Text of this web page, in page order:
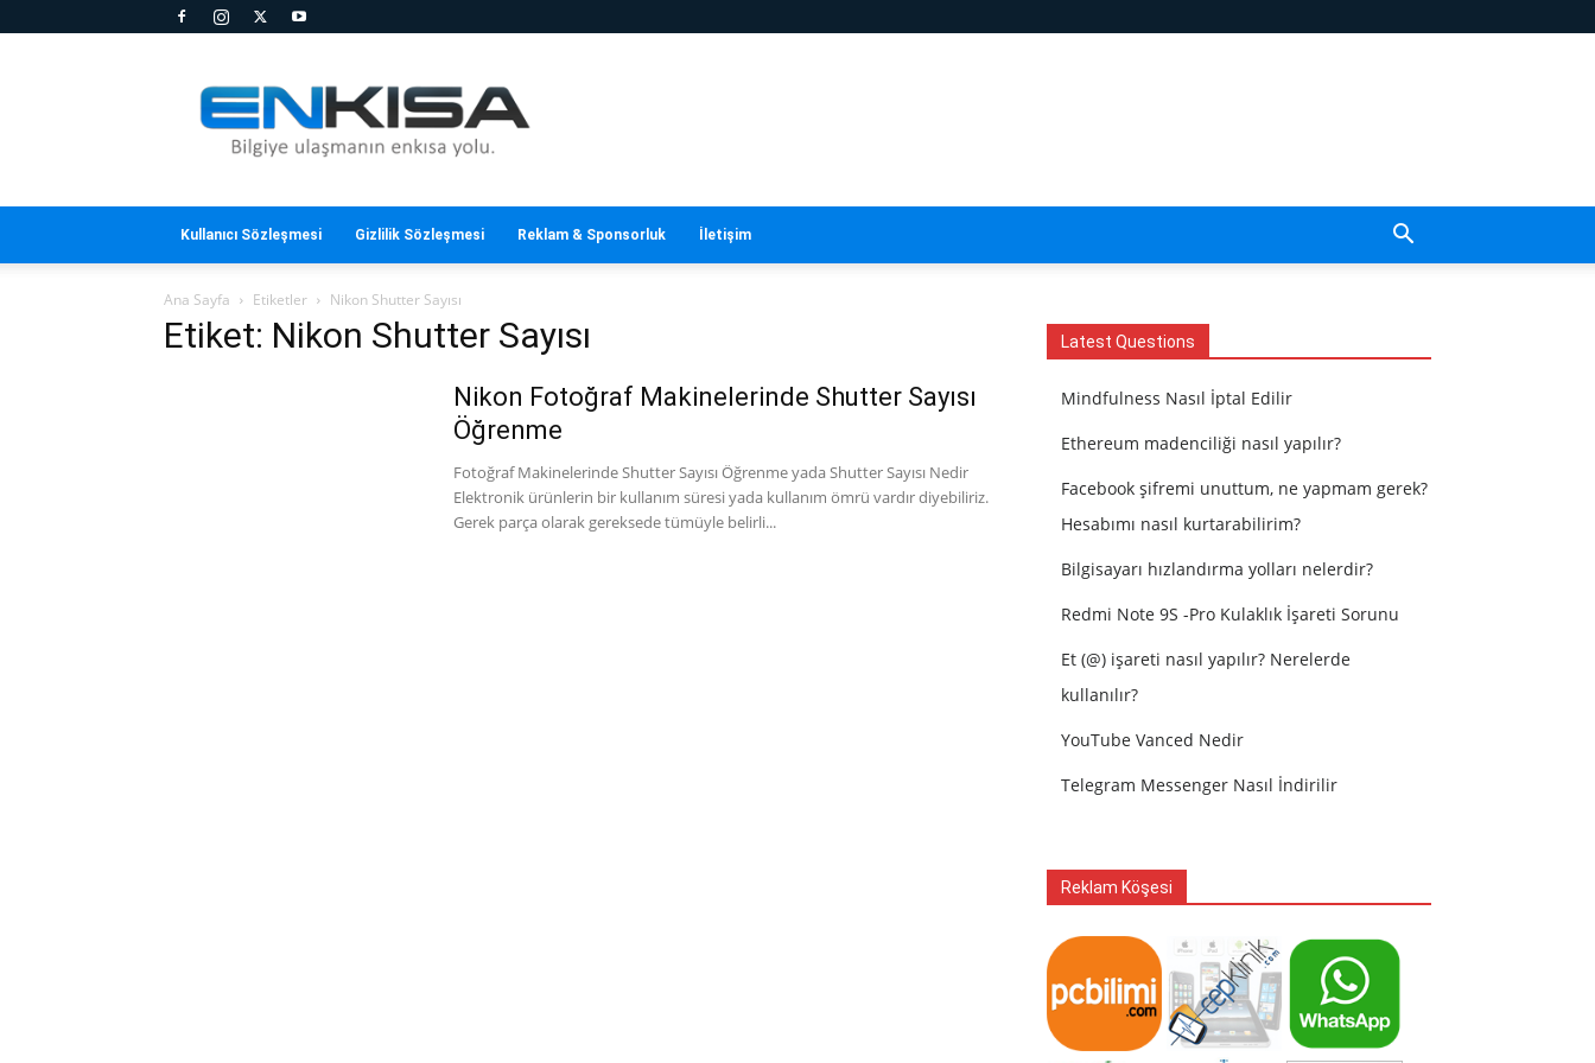
Kısa
Kullanıcı Sözleşmesi Gizlilik Sözleşmesi Reklam & Sponsorluk İletişim
Ana Sayfa Etiketler Nikon Shutter Sayısı
Etiket: Nikon Shutter Sayısı
Nikon Fotoğraf Makinelerinde Shutter Sayısı
Öğrenme
Fotoğraf Makinelerinde Shutter Sayısı Öğrenme yada Shutter Sayısı Nedir
Elektronik ürünlerin bir kullanım süresi yada kullanım ömrü vardır diyebiliriz.
Gerek parça olarak gereksede tümüyle belirli...
Latest Questions
Mindfulness Nasıl İptal Edilir
Ethereum madenciliği nasıl yapılır?
Facebook şifremi unuttum, ne yapmam gerek?
Hesabımı nasıl kurtarabilirim?
Bilgisayarı hızlandırma yolları nelerdir?
Redmi Note 9S -Pro Kulaklık İşareti Sorunu
Et (@) işareti nasıl yapılır? Nerelerde
kullanılır?
YouTube Vanced Nedir
Telegram Messenger Nasıl İndirilir
Reklam Köşesi